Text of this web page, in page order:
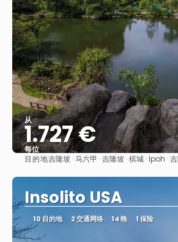
从
1.727 €
每位
看到
目的地吉隆坡 · 马六甲 · 吉隆坡 · 槟城 · Ipoh ·
Insolito USA
10 目的地 2 交通网络 14 晚 1 保险